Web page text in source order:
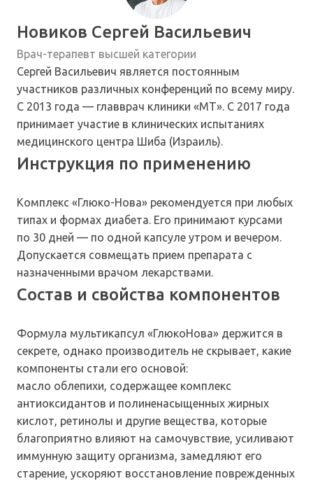
Новиков Сергей Васильевич
Врач-терапевт высшей категории
Сергей Васильевич является постоянным
участников различных конференций по всему миру.
С 2013 года — главврач клиники «МТ». С 2017 года
принимает участие в клинических испытаниях
медицинского центра Шиба (Израиль).
Инструкция по применению
Комплекс «Глюко-Нова» рекомендуется при любых
типах и формах диабета. Его принимают курсами
по 30 дней — по одной капсуле утром и вечером.
Допускается совмещать прием препарата с
назначенными врачом лекарствами.
Состав и свойства компонентов
Формула мультикапсул «ГлюкоНова» держится в
секрете, однако производитель не скрывает, какие
компоненты стали его основой:
масло облепихи, содержащее комплекс
антиоксидантов и полиненасыщенных жирных
кислот, ретинолы и другие вещества, которые
благоприятно влияют на самочувствие, усиливают
иммунную защиту организма, замедляют его
старение, ускоряют восстановление поврежденных